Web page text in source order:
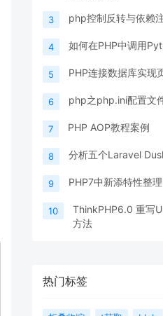
3 php控制反转与依赖
4 如何在PHP中调用
5 PHP连接数据库实现
6 php之php.ini配置文
7 PHP AOP教程案例
8 分析五个Laravel
9 PHP7中新添特性整理
10
ThinkPHP6.0 重写
方法
热门标签